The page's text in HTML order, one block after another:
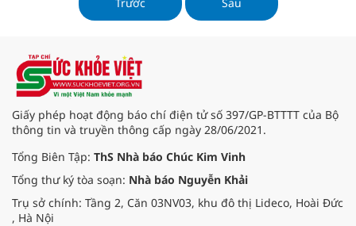
tham gia vào chuỗi chương trình
Giấy phép hoạt động báo chí điện tử số 397/GP-BTTTT của Bộ
thông tin và truyền thông cấp ngày 28/06/2021.
Tổng Biên Tập: ThS Nhà báo Chúc Kim Vinh
Tổng thư ký tòa soạn: Nhà báo Nguyễn Khải
Trụ sở chính: Tầng 2, Căn 03NV03, khu đô thị Lideco, Hoài Đức
, Hà Nội